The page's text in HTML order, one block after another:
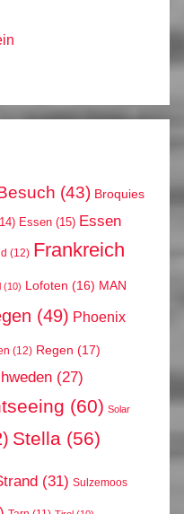
(43) Broquies
Essen (15) Essen
(12) Frankreich
(10) Lofoten (16) MAN
(49) Phoenix
(12) Regen (17)
(27)
(60) Solar
Stella (56)
(31) Sulzemoos